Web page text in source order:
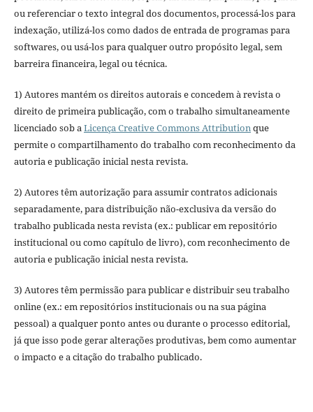
ou referenciar o texto integral dos documentos, processá-los para
indexação, utilizá-los como dados de entrada de programas para
softwares, ou usá-los para qualquer outro propósito legal, sem
barreira financeira, legal ou técnica.
1) Autores mantém os direitos autorais e concedem à revista o
direito de primeira publicação, com o trabalho simultaneamente
licenciado sob aLicença Creative Commons Attributionque
permite o compartilhamento do trabalho com reconhecimento da
autoria e publicação inicial nesta revista.
2) Autores têm autorização para assumir contratos adicionais
separadamente, para distribuição não-exclusiva da versão do
trabalho publicada nesta revista (ex.: publicar em repositório
institucional ou como capítulo de livro), com reconhecimento de
autoria e publicação inicial nesta revista.
3) Autores têm permissão para publicar e distribuir seu trabalho
online (ex.: em repositórios institucionais ou na sua página
pessoal) a qualquer ponto antes ou durante o processo editorial,
já que isso pode gerar alterações produtivas, bem como aumentar
o impacto e a citação do trabalho publicado.